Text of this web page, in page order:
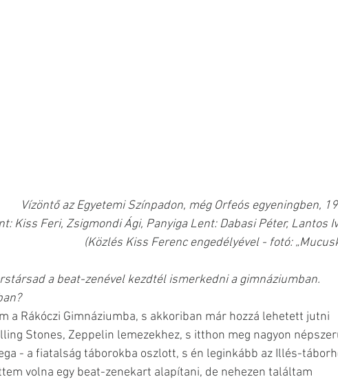
Vízöntő az Egyetemi Színpadon, még Orfeós egyeningben,
Kiss Feri, Zsigmondi Ági, Panyiga Lent: Dabasi Péter, Lantos
(Közlés Kiss Ferenc engedélyével - fotó:
a beat-zenével kezdtél ismerkedni a gimnáziumban.
a Rákóczi Gimnáziumba, s akkoriban már hozzá lehetett jutni
Stones, Zeppelin lemezekhez, s itthon meg nagyon
- a fiatalság táborokba oszlott, s én leginkább az Illés-
volna egy beat-zenekart alapítani, de nehezen találtam